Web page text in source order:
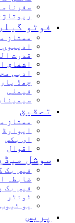
رپوتاژ
فوٹو
ممتاز
قدرت
اشفاق
ادبی
چھڈ یار
فیملی
تحقیق
ممتاز
ایوارڈ
ای بکس
اقوال
سوشل
فیس بک
ضابطہ
فیس بک
ٹوئٹر
یو
پریس